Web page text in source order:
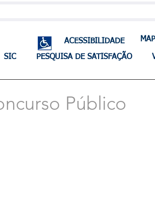
ACESSIBILIDADE
SIC PESQUISA DE SATISFAÇÃO
Público